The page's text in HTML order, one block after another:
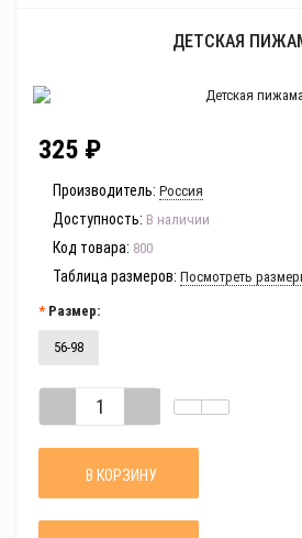
ДЕТСКАЯ
325 ₽
Производитель: Россия
Доступность: В наличии
Код товара: 800
Таблица размеров: Посмотреть
Размер:
56-98
В КОРЗИНУ